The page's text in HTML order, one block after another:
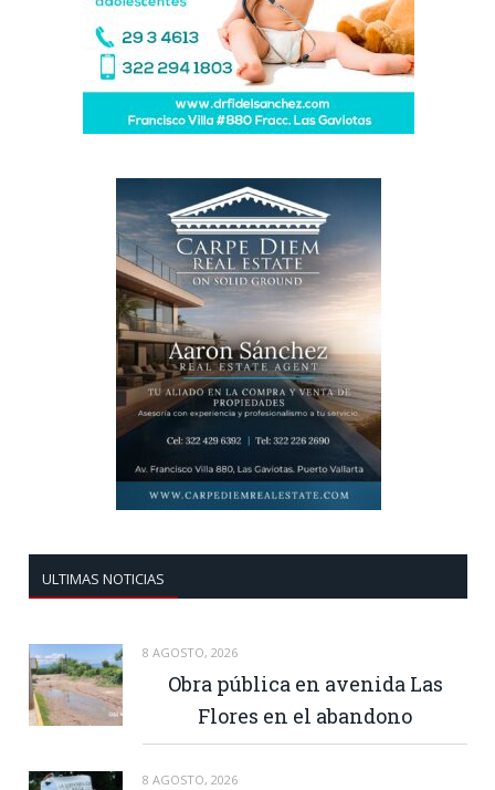
ULTIMAS NOTICIAS
8 AGOSTO, 2026
Obra pública en avenida Las
Flores en el abandono
8 AGOSTO, 2026